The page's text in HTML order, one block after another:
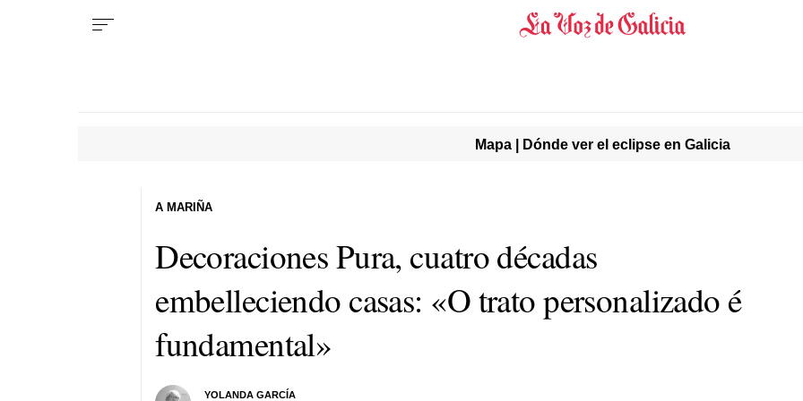
Mapa | Dónde ver el eclipse en Galicia
Decoraciones Pura, cuatro décadas
embelleciendo casas: «O trato personalizado é
fundamental»
YOLANDA GARCÍA
A MARIÑA